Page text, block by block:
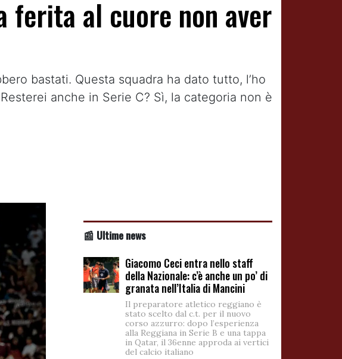
ferita al cuore non aver
bastati. Questa squadra ha dato tutto, l’ho
anche in Serie C? Sì, la categoria non è
📰 Ultime news
Giacomo Ceci entra nello staff
della Nazionale: c’è anche un po’ di
granata nell’Italia di Mancini
Il preparatore atletico reggiano è
stato scelto dal c.t. per il nuovo
corso azzurro: dopo l’esperienza
alla Reggiana in Serie B e una tappa
in Qatar, il 36enne approda ai vertici
del calcio italiano